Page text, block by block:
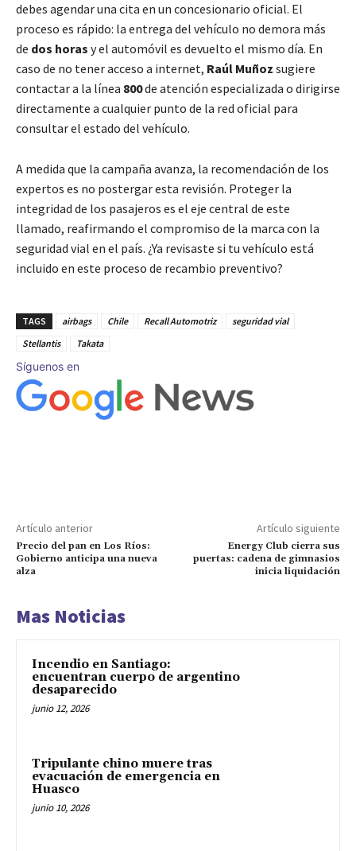
debes agendar una cita en un concesionario oficial. El
proceso es rápido: la entrega del vehículo no demora más
de dos horas y el automóvil es devuelto el mismo día. En
caso de no tener acceso a internet, Raúl Muñoz sugiere
contactar a la línea 800de atención especializada o dirigirse
directamente a cualquier punto de la red oficial para
consultar el estado del vehículo.
A medida que la campaña avanza, la recomendación de los
expertos es no postergar esta revisión. Proteger la
integridad de los pasajeros es el eje central de este
llamado, reafirmando el compromiso de la marca con la
seguridad vial en el país. ¿Ya revisaste si tu vehículo está
incluido en este proceso de recambio preventivo?
TAGS airbags Chile Recall Automotriz
seguridad vial
Stellantis
Takata
Síguenos en
Artículo anterior
Precio del pan en Los Ríos:
Gobierno anticipa una nueva
alza
Artículo siguiente
Energy Club cierra sus
puertas: cadena de gimnasios
inicia liquidación
Mas Noticias
Incendio en Santiago:
encuentran cuerpo de argentino
desaparecido
junio 12, 2026
Tripulante chino muere tras
evacuación de emergencia en
Huasco
junio 10, 2026